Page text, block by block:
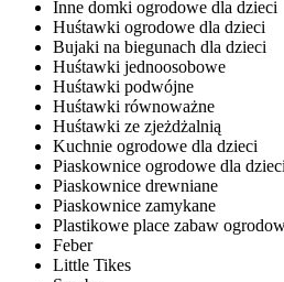
Inne domki ogrodowe dla dzieci
Huśtawki ogrodowe dla dzieci
Bujaki na biegunach dla dzieci
Huśtawki jednoosobowe
Huśtawki podwójne
Huśtawki równoważne
Huśtawki ze zjeżdżalnią
Kuchnie ogrodowe dla dzieci
Piaskownice ogrodowe dla dzieci
Piaskownice drewniane
Piaskownice zamykane
Plastikowe place zabaw
Feber
Little Tikes